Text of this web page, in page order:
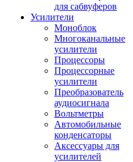
для сабвуферов
Усилители
Моноблок
Многоканальные
усилители
Процессоры
Процессорные
усилители
Преобразователь
аудиосигнала
Вольтметры
Автомобильные
конденсаторы
Аксессуары для
усилителей